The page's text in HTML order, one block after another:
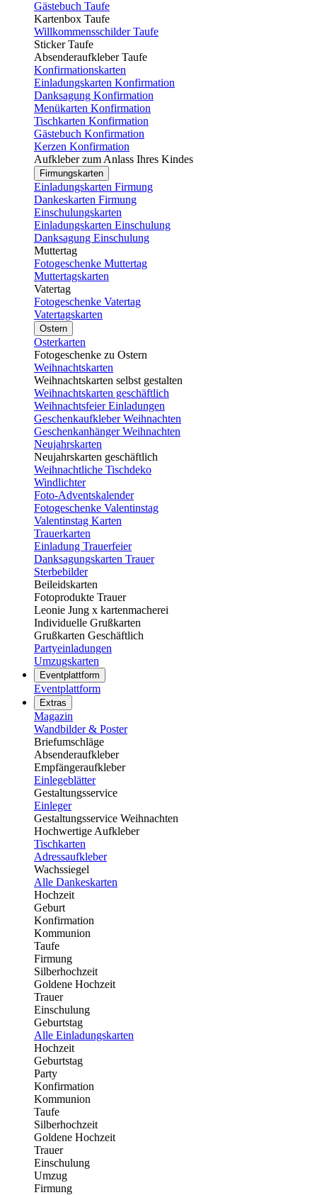
Gästebuch Taufe
Kartenbox Taufe
Willkommensschilder Taufe
Sticker Taufe
Absenderaufkleber Taufe
Konfirmationskarten
Einladungskarten Konfirmation
Danksagung Konfirmation
Menükarten Konfirmation
Tischkarten Konfirmation
Gästebuch Konfirmation
Kerzen Konfirmation
Aufkleber zum Anlass Ihres Kindes
Firmungskarten
Einladungskarten Firmung
Dankeskarten Firmung
Einschulungskarten
Einladungskarten Einschulung
Danksagung Einschulung
Muttertag
Fotogeschenke Muttertag
Muttertagskarten
Vatertag
Fotogeschenke Vatertag
Vatertagskarten
Ostern
Osterkarten
Fotogeschenke zu Ostern
Weihnachtskarten
Weihnachtskarten selbst gestalten
Weihnachtskarten geschäftlich
Weihnachtsfeier Einladungen
Geschenkaufkleber Weihnachten
Geschenkanhänger Weihnachten
Neujahrskarten
Neujahrskarten geschäftlich
Weihnachtliche Tischdeko
Windlichter
Foto-Adventskalender
Fotogeschenke Valentinstag
Valentinstag Karten
Trauerkarten
Einladung Trauerfeier
Danksagungskarten Trauer
Sterbebilder
Beileidskarten
Fotoprodukte Trauer
Leonie Jung x kartenmacherei
Individuelle Grußkarten
Grußkarten Geschäftlich
Partyeinladungen
Umzugskarten
Eventplattform
Eventplattform
Extras
Magazin
Wandbilder & Poster
Briefumschläge
Absenderaufkleber
Empfängeraufkleber
Einlegeblätter
Gestaltungsservice
Einleger
Gestaltungsservice Weihnachten
Hochwertige Aufkleber
Tischkarten
Adressaufkleber
Wachssiegel
Alle Dankeskarten
Hochzeit
Geburt
Konfirmation
Kommunion
Taufe
Firmung
Silberhochzeit
Goldene Hochzeit
Trauer
Einschulung
Geburtstag
Alle Einladungskarten
Hochzeit
Geburtstag
Party
Konfirmation
Kommunion
Taufe
Silberhochzeit
Goldene Hochzeit
Trauer
Einschulung
Umzug
Firmung